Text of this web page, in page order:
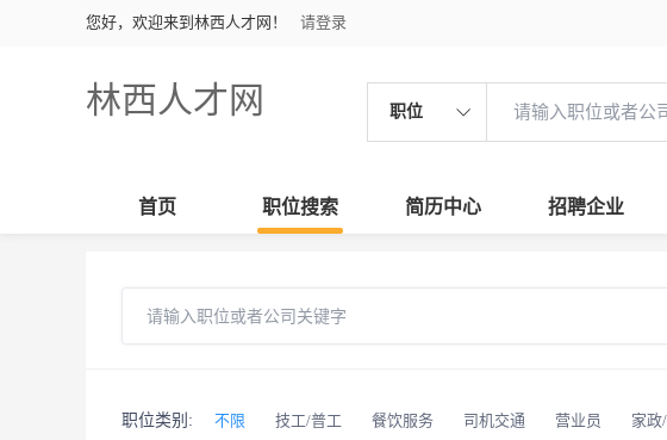
您好，欢迎来到林西人才网！ 请登录
林西人才网 职位
首页 职位搜索 简历中心 招聘企业
职位类别: 不限 技工/普工 餐饮服务 司机交通 营业员 家政